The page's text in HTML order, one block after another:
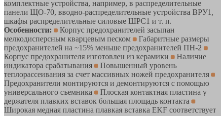
комплектные устройства, например, в распределительные
панели ЩО-70, вводно-распределительные устройства ВРУ1,
шкафы распределительные силовые ШРС1 и т. п.
Особенности:
Корпус предохранителей засыпан
мелкодисперсным кварцевым песком
Габаритные размеры
предохранителей на ~15% меньше предохранителей ПН-2
Корпус предохранителя изготовлен из керамики
Наличие
индикатора срабатывания
Повышенный уровень
теплорассеивания за счет массивных ножей предохранителя
Предохранители монтируются и демонтируются с помощью
универсального съемника
Плоская контактная пластина у
держателя плавких вставок большая площадь контакта
Широкая медная пластина плавкая вставка EKF соответствует